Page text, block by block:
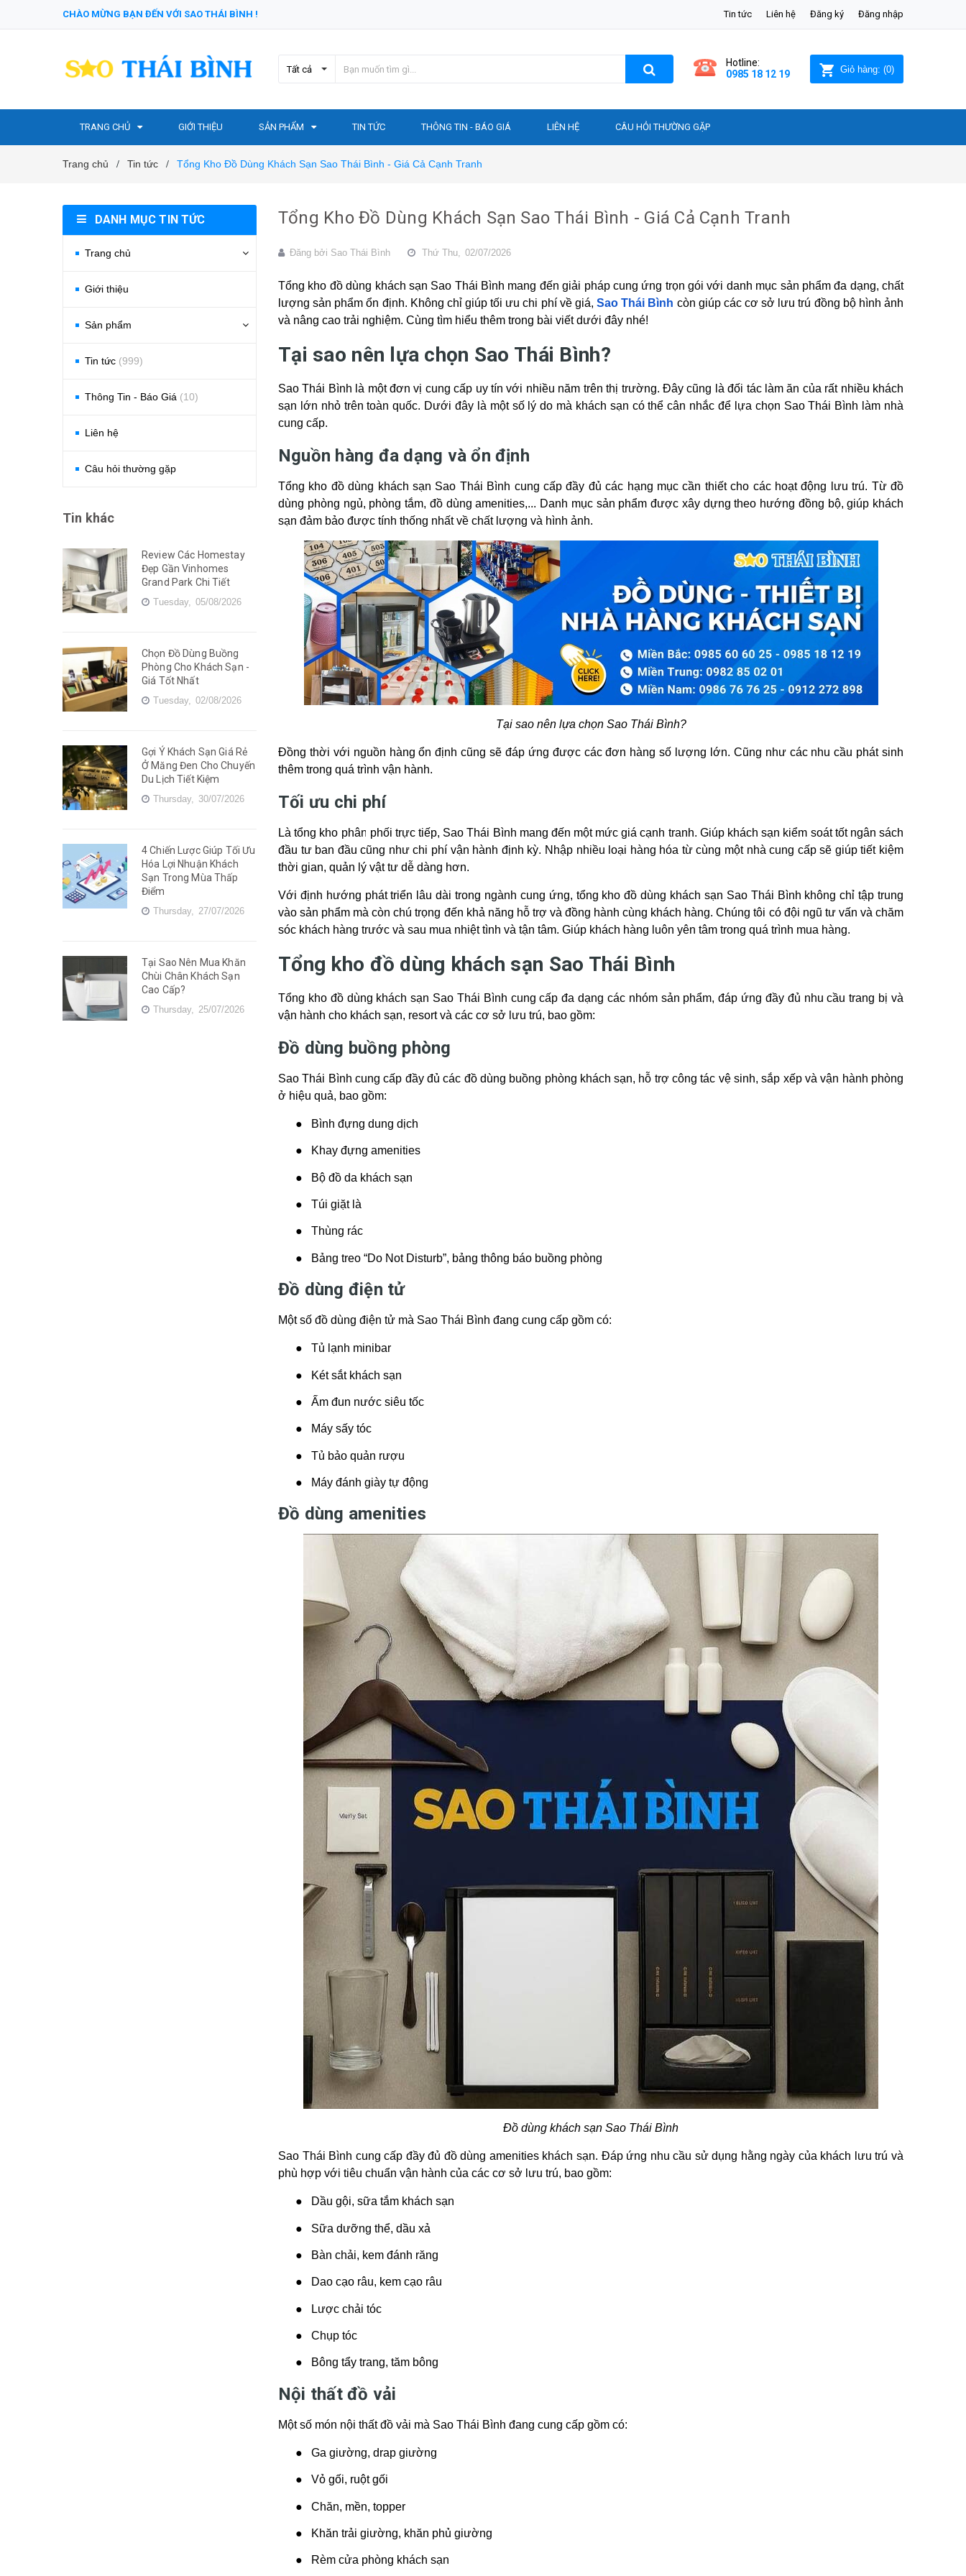
CHÀO MỪNG BẠN ĐẾN VỚI SAO THÁI BÌNH ! Tin tức Liên hệ Đăng ký Đăng nhập
Tất cả
Hotline:
0985 18 12 19
Giỏ hàng: (0)
TRANG CHỦ GIỚI THIỆU SẢN PHẨM TIN TỨC THÔNG TIN - BÁO GIÁ LIÊN HỆ CÂU HỎI THƯỜNG GẶP
Trang chủ / Tin tức / Tổng Kho Đồ Dùng Khách Sạn Sao Thái Bình - Giá Cả Cạnh Tranh
Tổng Kho Đồ Dùng Khách Sạn Sao Thái Bình - Giá Cả Cạnh Tranh
Đăng bởi Sao Thái Bình Thứ Thu, 02/07/2026
Tổng kho đồ dùng khách sạn Sao Thái Bình mang đến giải pháp cung ứng trọn gói với danh mục sản phẩm đa dạng, chất
lượng sản phẩm ổn định. Không chỉ giúp tối ưu chi phí về giá,Sao Thái Bình còn giúp các cơ sở lưu trú đồng bộ hình ảnh
và nâng cao trải nghiệm. Cùng tìm hiểu thêm trong bài viết dưới đây nhé!
Tại sao nên lựa chọn Sao Thái Bình?
Sao Thái Bình là một đơn vị cung cấp uy tín với nhiều năm trên thị trường. Đây cũng là đối tác làm ăn của rất nhiều khách
sạn lớn nhỏ trên toàn quốc. Dưới đây là một số lý do mà khách sạn có thể cân nhắc để lựa chọn Sao Thái Bình làm nhà
cung cấp.
Nguồn hàng đa dạng và ổn định
Tổng kho đồ dùng khách sạn Sao Thái Bình cung cấp đầy đủ các hạng mục cần thiết cho các hoạt động lưu trú. Từ đồ
dùng phòng ngủ, phòng tắm, đồ dùng amenities,... Danh mục sản phẩm được xây dựng theo hướng đồng bộ, giúp khách
sạn đảm bảo được tính thống nhất về chất lượng và hình ảnh.
Tại sao nên lựa chọn Sao Thái Bình?
Đồng thời với nguồn hàng ổn định cũng sẽ đáp ứng được các đơn hàng số lượng lớn. Cũng như các nhu cầu phát sinh
thêm trong quá trình vận hành.
Tối ưu chi phí
Là tổng kho phân phối trực tiếp, Sao Thái Bình mang đến một mức giá cạnh tranh. Giúp khách sạn kiểm soát tốt ngân sách
đầu tư ban đầu cũng như chi phí vận hành định kỳ. Nhập nhiều loại hàng hóa từ cùng một nhà cung cấp sẽ giúp tiết kiệm
thời gian, quản lý vật tư dễ dàng hơn.
Với định hướng phát triển lâu dài trong ngành cung ứng, tổng kho đồ dùng khách sạn Sao Thái Bình không chỉ tập trung
vào sản phẩm mà còn chú trọng đến khả năng hỗ trợ và đồng hành cùng khách hàng. Chúng tôi có đội ngũ tư vấn và chăm
sóc khách hàng trước và sau mua nhiệt tình và tận tâm. Giúp khách hàng luôn yên tâm trong quá trình mua hàng.
Tổng kho đồ dùng khách sạn Sao Thái Bình
Tổng kho đồ dùng khách sạn Sao Thái Bình cung cấp đa dạng các nhóm sản phẩm, đáp ứng đầy đủ nhu cầu trang bị và
vận hành cho khách sạn, resort và các cơ sở lưu trú, bao gồm:
Đồ dùng buồng phòng
Sao Thái Bình cung cấp đầy đủ các đồ dùng buồng phòng khách sạn, hỗ trợ công tác vệ sinh, sắp xếp và vận hành phòng
ở hiệu quả, bao gồm:
● Bình đựng dung dịch
● Khay đựng amenities
● Bộ đồ da khách sạn
● Túi giặt là
● Thùng rác
● Bảng treo “Do Not Disturb”, bảng thông báo buồng phòng
Đồ dùng điện tử
Một số đồ dùng điện tử mà Sao Thái Bình đang cung cấp gồm có:
● Tủ lạnh minibar
● Két sắt khách sạn
● Ấm đun nước siêu tốc
● Máy sấy tóc
● Tủ bảo quản rượu
● Máy đánh giày tự động
Đồ dùng amenities
Đồ dùng khách sạn Sao Thái Bình
Sao Thái Bình cung cấp đầy đủ đồ dùng amenities khách sạn. Đáp ứng nhu cầu sử dụng hằng ngày của khách lưu trú và
phù hợp với tiêu chuẩn vận hành của các cơ sở lưu trú, bao gồm:
● Dầu gội, sữa tắm khách sạn
● Sữa dưỡng thể, dầu xả
● Bàn chải, kem đánh răng
● Dao cạo râu, kem cạo râu
● Lược chải tóc
● Chụp tóc
● Bông tẩy trang, tăm bông
Nội thất đồ vải
Một số món nội thất đồ vải mà Sao Thái Bình đang cung cấp gồm có:
● Ga giường, drap giường
● Vỏ gối, ruột gối
● Chăn, mền, topper
● Khăn trải giường, khăn phủ giường
● Rèm cửa phòng khách sạn
DANH MỤC TIN TỨC
Trang chủ
Giới thiệu
Sản phẩm
Tin tức (999)
Thông Tin - Báo Giá (10)
Liên hệ
Câu hỏi thường gặp
Tin khác
Review Các Homestay
Đẹp Gần Vinhomes
Grand Park Chi Tiết
Tuesday, 05/08/2026
Chọn Đồ Dùng Buồng
Phòng Cho Khách Sạn -
Giá Tốt Nhất
Tuesday, 02/08/2026
Gợi Ý Khách Sạn Giá Rẻ
Ở Măng Đen Cho Chuyến
Du Lịch Tiết Kiệm
Thursday, 30/07/2026
4 Chiến Lược Giúp Tối Ưu
Hóa Lợi Nhuận Khách
Sạn Trong Mùa Thấp
Điểm
Thursday, 27/07/2026
Tại Sao Nên Mua Khăn
Chùi Chân Khách Sạn
Cao Cấp?
Thursday, 25/07/2026